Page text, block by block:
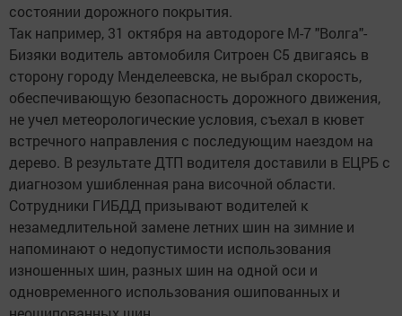
состоянии дорожного покрытия.
Так например, 31 октября на автодороге М-7 "Волга"-
Бизяки водитель автомобиля Ситроен С5 двигаясь в
сторону городу Менделеевска, не выбрал скорость,
обеспечивающую безопасность дорожного движения,
не учел метеорологические условия, съехал в кювет
встречного направления с последующим наездом на
дерево. В результате ДТП водителя доставили в ЕЦРБ с
диагнозом ушибленная рана височной области.
Сотрудники ГИБДД призывают водителей к
незамедлительной замене летних шин на зимние и
напоминают о недопустимости использования
изношенных шин, разных шин на одной оси и
одновременного использования ошипованных и